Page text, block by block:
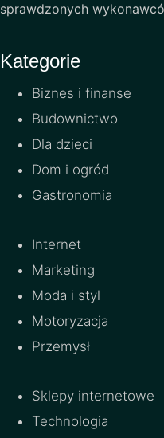
sprawdzonych
Kategorie
Biznes i finanse
Budownictwo
Dla dzieci
Dom i ogród
Gastronomia
Internet
Marketing
Moda i styl
Motoryzacja
Przemysł
Sklepy internetowe
Technologia